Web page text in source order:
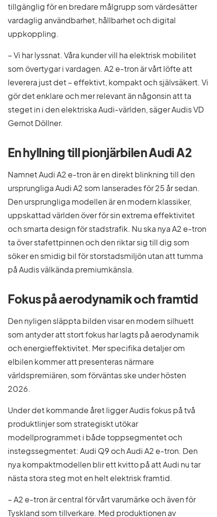
tillgänglig för en bredare målgrupp som värdesätter
vardaglig användbarhet, hållbarhet och digital
uppkoppling.
– Vi har lyssnat. Våra kunder vill ha elektrisk mobilitet
som övertygar i vardagen. A2 e-tron är vårt löfte att
leverera just det – effektivt, kompakt och självsäkert. Vi
gör det enklare och mer relevant än någonsin att ta
steget in i den elektriska Audi-världen, säger Audis VD
Gernot Döllner.
En hyllning till pionjärbilen Audi A2
Namnet Audi A2 e-tron är en direkt blinkning till den
ursprungliga Audi A2 som lanserades för 25 år sedan.
Den ursprungliga modellen är en modern klassiker,
uppskattad världen över för sin extrema effektivitet
och smarta design för stadstrafik. Nu ska nya A2 e-tron
ta över stafettpinnen och den riktar sig till dig som
söker en smidig bil för storstadsmiljön utan att tumma
på Audis välkända premiumkänsla.
Fokus på aerodynamik och framtid
Den nyligen släppta bilden visar en modern silhuett
som antyder att stort fokus har lagts på aerodynamik
och energieffektivitet. Mer specifika detaljer om
elbilen kommer att presenteras närmare
världspremiären, som förväntas ske under hösten
2026.
Under det kommande året ligger Audis fokus på två
produktlinjer som strategiskt utökar
modellprogrammet i både toppsegmentet och
instegssegmentet: Audi Q9 och Audi A2 e-tron. Den
nya kompaktmodellen blir ett kvitto på att Audi nu tar
nästa stora steg mot en helt elektrisk framtid.
– A2 e-tron är central för vårt varumärke och även för
Tyskland som tillverkare. Med produktionen av